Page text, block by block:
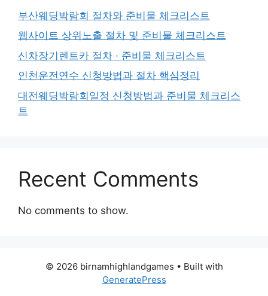
부산웨딩박람회 절차와 준비물 체크리스트
웹사이트 상위노출 절차 및 준비물 체크리스트
신차장기렌트카 절차 · 준비물 체크리스트
인천운전연수 신청방법과 절차 핵심정리
대전웨딩박람회일정 신청방법과 준비물 체크리스
트
Recent Comments
No comments to show.
© 2026 birnamhighlandgames • Built with
GeneratePress